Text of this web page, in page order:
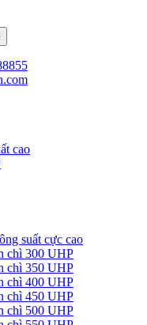
cao
suất cực cao
chì 300 UHP
chì 350 UHP
chì 400 UHP
chì 450 UHP
chì 500 UHP